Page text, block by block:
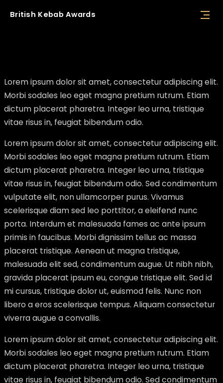
British Kebab Awards
Lorem ipsum dolor sit amet, consectetur adipiscing elit.
Morbi sodales leo eget magna pretium rutrum. Etiam
dictum placerat pharetra. Integer leo urna, tristique
vitae risus in, feugiat bibendum odio.
Lorem ipsum dolor sit amet, consectetur adipiscing elit.
Morbi sodales leo eget magna pretium rutrum. Etiam
dictum placerat pharetra. Integer leo urna, tristique
vitae risus in, feugiat bibendum odio. Sed condimentum
vulputate elit, non ullamcorper purus. Vivamus
scelerisque diam sed leo porttitor, a eleifend nunc
porta. Interdum et malesuada fames ac ante ipsum
primis in faucibus. Morbi dignissim tellus ac massa
placerat tristique. Aenean ut magna tristique,
malesuada elit sed, condimentum augue. Ut nibh nibh,
gravida placerat ipsum eu, congue tristique elit. Sed id
mi cursus, tristique dolor ut, euismod felis. Nunc non
libero a eros scelerisque tempus. Aliquam consectetur
viverra augue a convallis.
Lorem ipsum dolor sit amet, consectetur adipiscing elit.
Morbi sodales leo eget magna pretium rutrum. Etiam
dictum placerat pharetra. Integer leo urna, tristique
vitae risus in, feugiat bibendum odio. Sed condimentum